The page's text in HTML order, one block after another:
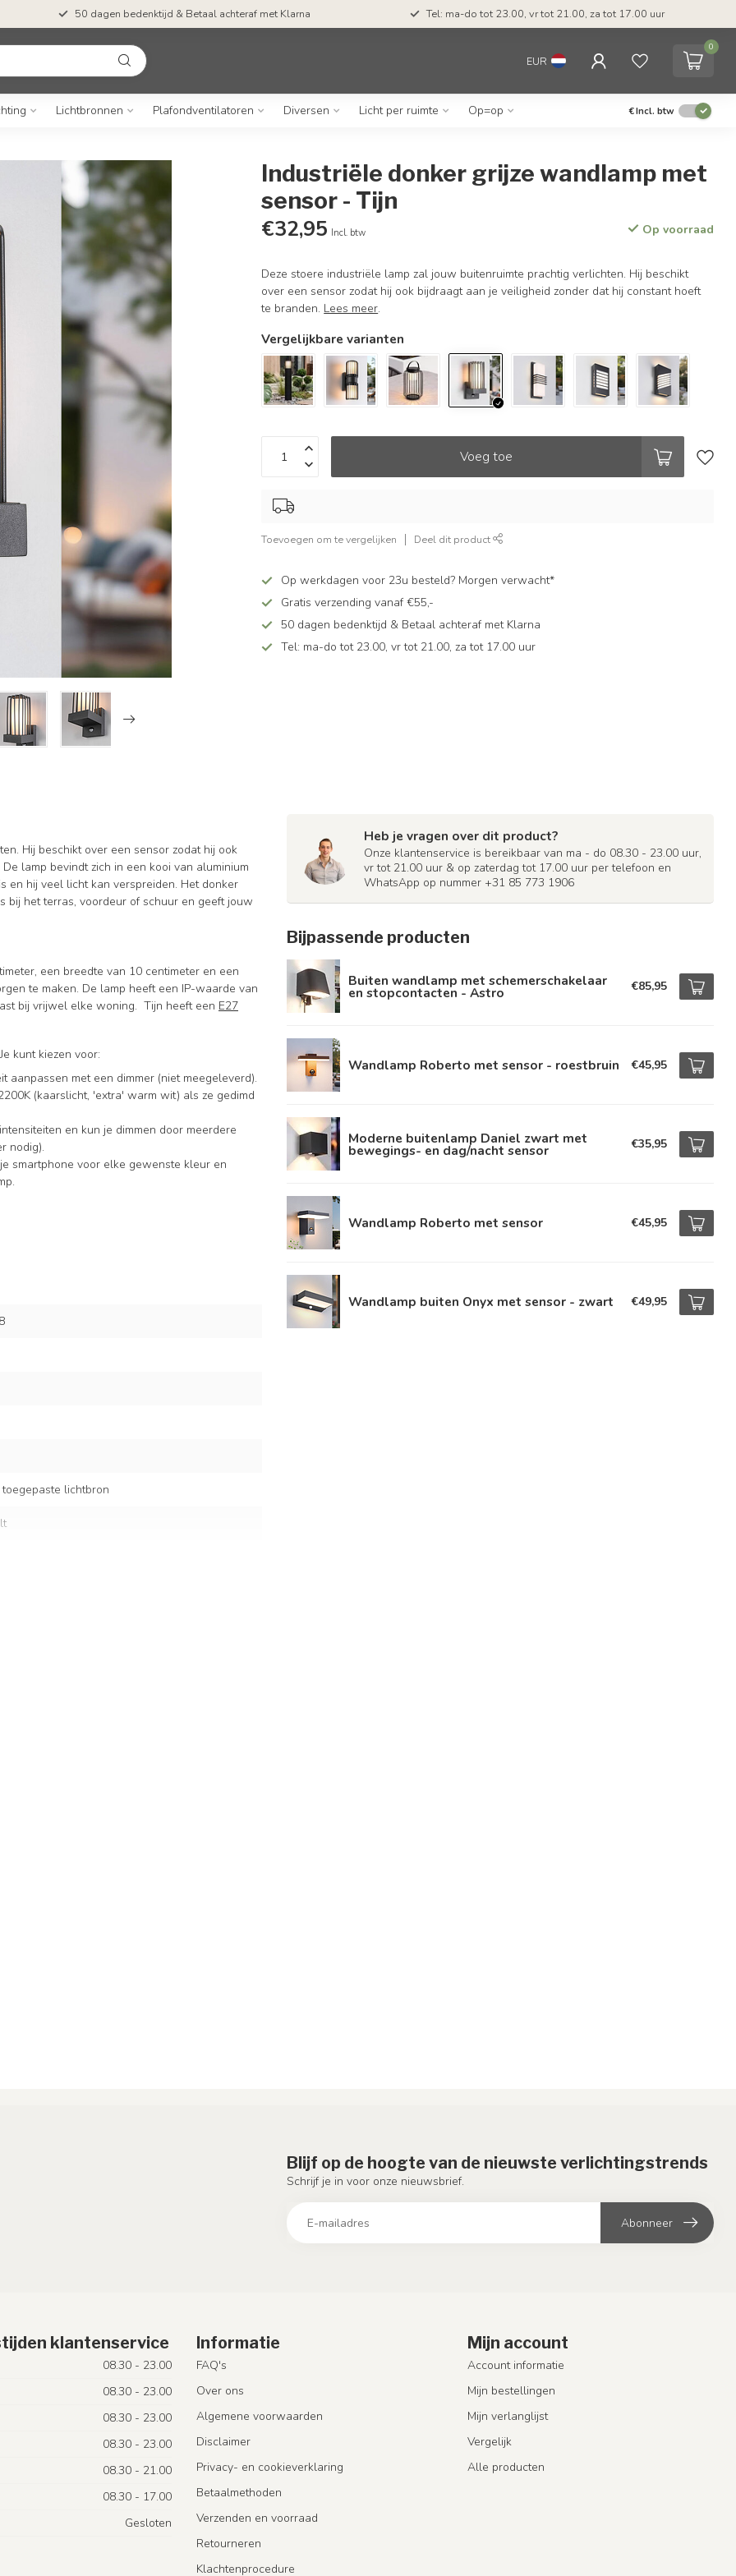
50 dagen bedenktijd & Betaal achteraf met Klarna Tel: ma-do tot 23.00, vr tot 21.00, za tot 17.00 uur
EUR
0
Lichtbronnen Plafondventilatoren Diversen Licht per ruimte Op=op €Incl. btw
Industriële donker grijze wandlamp met
sensor - Tijn
€32,95 Incl. btw Op voorraad
Deze stoere industriële lamp zal jouw buitenruimte prachtig verlichten. Hij beschikt
over een sensor zodat hij ook bijdraagt aan je veiligheid zonder dat hij constant hoeft
te branden. Lees meer.
Vergelijkbare varianten
Voeg toe
Toevoegen om te vergelijken Deel dit product
Op werkdagen voor 23u besteld? Morgen verwacht*
Gratis verzending vanaf €55,-
50 dagen bedenktijd & Betaal achteraf met Klarna
Tel: ma-do tot 23.00, vr tot 21.00, za tot 17.00 uur
Hij beschikt over een sensor zodat hij ook
lamp bevindt zich in een kooi van aluminium
en hij veel licht kan verspreiden. Het donker
bij het terras, voordeur of schuur en geeft jouw
een breedte van 10 centimeter en een
te maken. De lamp heeft een IP-waarde van
bij vrijwel elke woning. Tijn heeft een E27
kunt kiezen voor:
aanpassen met een dimmer (niet meegeleverd).
(kaarslicht, 'extra' warm wit) als ze gedimd
en kun je dimmen door meerdere
nodig).
smartphone voor elke gewenste kleur en
lichtbron
Heb je vragen over dit product?
Onze klantenservice is bereikbaar van ma - do 08.30 - 23.00 uur,
vr tot 21.00 uur & op zaterdag tot 17.00 uur per telefoon en
WhatsApp op nummer +31 85 773 1906
Bijpassende producten
Buiten wandlamp met schemerschakelaar
en stopcontacten - Astro €85,95
Wandlamp Roberto met sensor - roestbruin €45,95
Moderne buitenlamp Daniel zwart met
bewegings- en dag/nacht sensor €35,95
Wandlamp Roberto met sensor €45,95
Wandlamp buiten Onyx met sensor - zwart €49,95
Blijf op de hoogte van de nieuwste verlichtingstrends
Schrijf je in voor onze nieuwsbrief.
Abonneer
klantenservice
08.30 - 23.00
08.30 - 23.00
08.30 - 23.00
08.30 - 23.00
08.30 - 21.00
08.30 - 17.00
Gesloten
Informatie
FAQ's
Over ons
Algemene voorwaarden
Disclaimer
Privacy- en cookieverklaring
Betaalmethoden
Verzenden en voorraad
Retourneren
Klachtenprocedure
Mijn account
Account informatie
Mijn bestellingen
Mijn verlanglijst
Vergelijk
Alle producten